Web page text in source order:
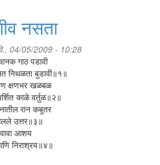
नसता
04/05/2009 - 10:28
गाठ पडावी
निथळता बुडावी॥१॥
क्षणभर खळबळ
काळे वर्तुळ॥२॥
रान कबूतर
उत्तर॥३॥
आशय
निराश्रय॥४॥